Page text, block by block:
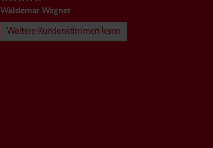
Waldemar Wagner
Weitere Kundenstimmen lesen